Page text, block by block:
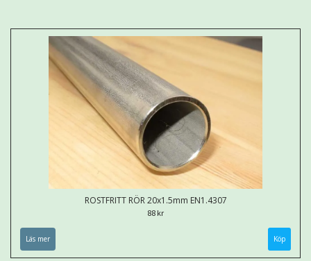
ROSTFRITT RÖR 20x1.5mm EN1.4307
88 kr
Läs mer Köp